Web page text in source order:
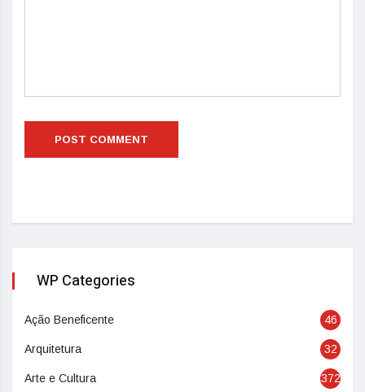
WP Categories
Ação Beneficente 46
Arquitetura 32
Arte e Cultura 372